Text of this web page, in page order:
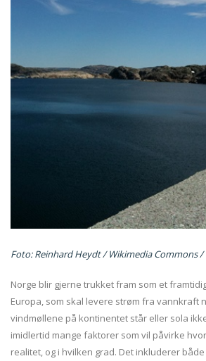
Foto: Reinhard Heydt / Wikimedia Commons
Norge blir gjerne trukket fram som et
Europa, som skal levere strøm fra vannkraft
vindmøllene på kontinentet står eller sola
imidlertid mange faktorer som vil påvirke
realitet, og i hvilken grad. Det inkluderer